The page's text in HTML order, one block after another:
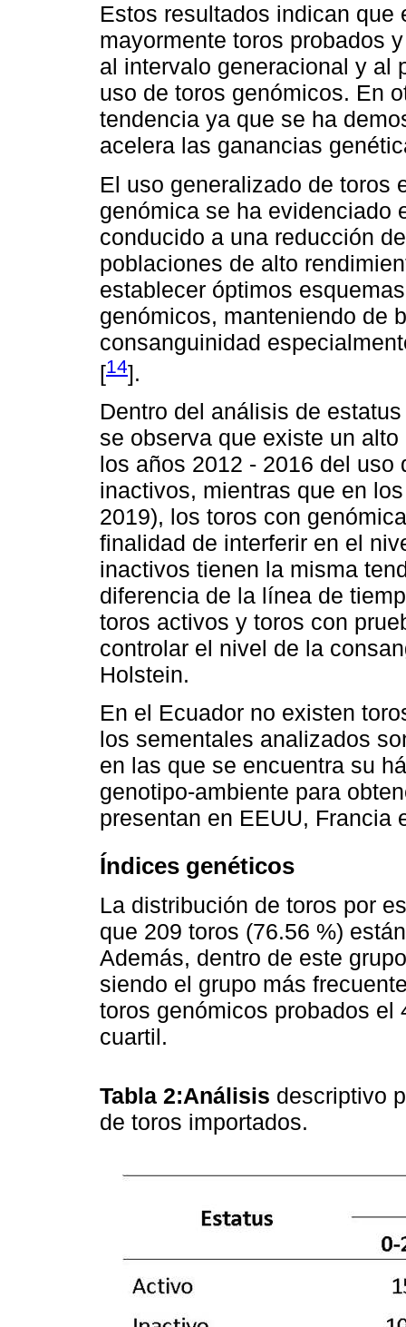
Estos resultados indican que
mayormente toros probados
al intervalo generacional y al
uso de toros genómicos. En
tendencia ya que se ha
acelera las ganancias
El uso generalizado de toros
genómica se ha evidenciado
conducido a una reducción
poblaciones de alto
establecer óptimos
genómicos, manteniendo de
consanguinidad
[14].
Dentro del análisis de
se observa que existe un
los años 2012 - 2016 del
inactivos, mientras que en
2019), los toros con
finalidad de interferir en el
inactivos tienen la misma
diferencia de la línea de
toros activos y toros con
controlar el nivel de la
Holstein.
En el Ecuador no existen
los sementales analizados
en las que se encuentra su
genotipo-ambiente para
presentan en EEUU, Francia
Índices genéticos
La distribución de toros por
que 209 toros (76.56 %)
Además, dentro de este
siendo el grupo más
toros genómicos probados el
cuartil.
Tabla 2:Análisis descriptivo
de toros importados.